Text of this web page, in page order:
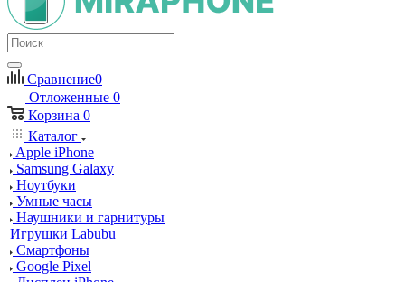
Сравнение0
Отложенные 0
Корзина 0
Каталог
Apple iPhone
Samsung Galaxy
Ноутбуки
Умные часы
Наушники и гарнитуры
Игрушки Labubu
Смартфоны
Google Pixel